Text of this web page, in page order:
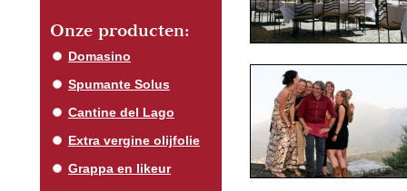
Onze producten:
Domasino
Spumante Solus
Cantine del Lago
Extra vergine olijfolie
Grappa en likeur